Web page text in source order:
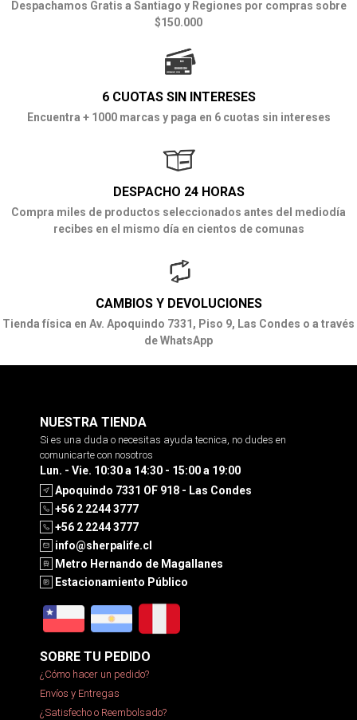
Despachamos Gratis a Santiago y Regiones por compras sobre
$150.000
6 CUOTAS SIN INTERESES
Encuentra + 1000 marcas y paga en 6 cuotas sin intereses
DESPACHO 24 HORAS
Compra miles de productos seleccionados antes del mediodía
recibes en el mismo día en cientos de comunas
CAMBIOS Y DEVOLUCIONES
Tienda física en Av. Apoquindo 7331, Piso 9, Las Condes o a través
de WhatsApp
NUESTRA TIENDA
Si es una duda o necesitas ayuda tecnica, no dudes en
comunicarte con nosotros
Lun. - Vie. 10:30 a 14:30 - 15:00 a 19:00
Apoquindo 7331 OF 918 - Las Condes
+56 2 2244 3777
+56 2 2244 3777
info@sherpalife.cl
Metro Hernando de Magallanes
Estacionamiento Público
SOBRE TU PEDIDO
¿Cómo hacer un pedido?
Envíos y Entregas
¿Satisfecho o Reembolsado?